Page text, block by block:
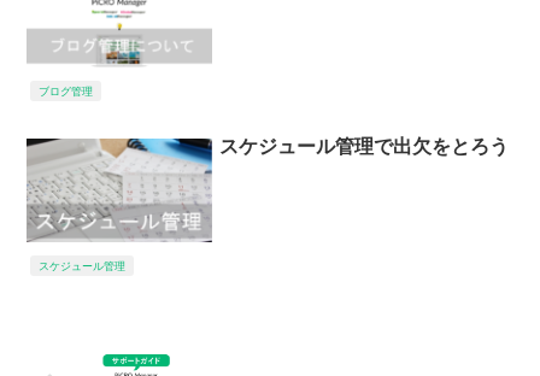
ブログ管理
スケジュール管理
スケジュール管理で出欠をとろう